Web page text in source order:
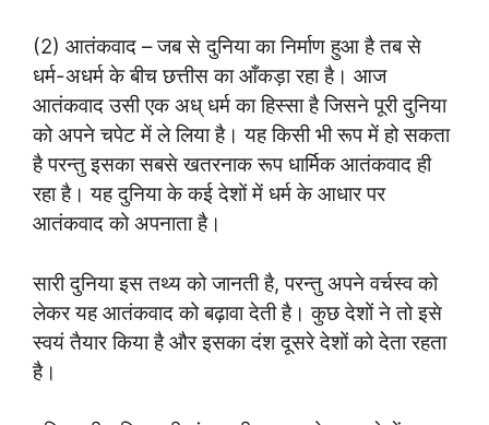
(2) आतंकवाद – जब से दुनिया का निर्माण हुआ है तब से
धर्म-अधर्म के बीच छत्तीस का आँकड़ा रहा है। आज
आतंकवाद उसी एक अध् धर्म का हिस्सा है जिसने पूरी दुनिया
को अपने चपेट में ले लिया है। यह किसी भी रूप में हो सकता
है परन्तु इसका सबसे खतरनाक रूप धार्मिक आतंकवाद ही
रहा है। यह दुनिया के कई देशों में धर्म के आधार पर
आतंकवाद को अपनाता है।
सारी दुनिया इस तथ्य को जानती है, परन्तु अपने वर्चस्व को
लेकर यह आतंकवाद को बढ़ावा देती है। कुछ देशों ने तो इसे
स्वयं तैयार किया है और इसका दंश दूसरे देशों को देता रहता
है।